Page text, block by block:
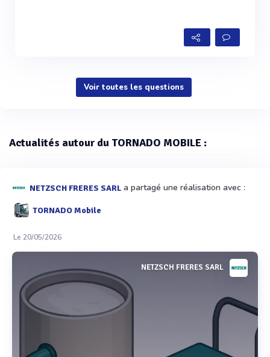
Voir toutes les questions
Actualités autour du TORNADO MOBILE :
NETZSCH FRERES SARL a partagé une réalisation avec :
TORNADO Mobile
Le 20/05/2026
NETZSCH FRERES SARL